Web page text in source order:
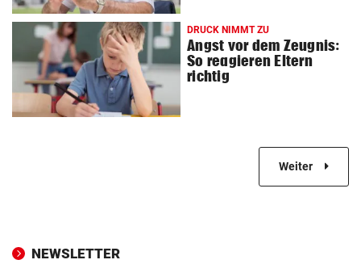
DRUCK NIMMT ZU
Angst vor dem Zeugnis:
So reagieren Eltern
richtig
Weiter
NEWSLETTER